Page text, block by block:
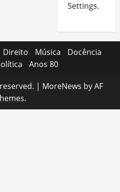
Settings.
Direito Música
Docência
Anos 80
| MoreNews by AF